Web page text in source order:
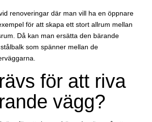
renoveringar där man vill ha en öppnare
för att skapa ett stort allrum mellan
Då kan man ersätta den bärande
som spänner mellan de
för att riva
vägg?